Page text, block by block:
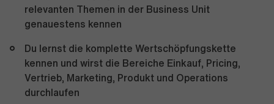
relevanten Themen in der Business Unit
genauestens kennen
Du lernst die komplette Wertschöpfungskette
kennen und wirst die Bereiche Einkauf, Pricing,
Vertrieb, Marketing, Produkt und Operations
durchlaufen